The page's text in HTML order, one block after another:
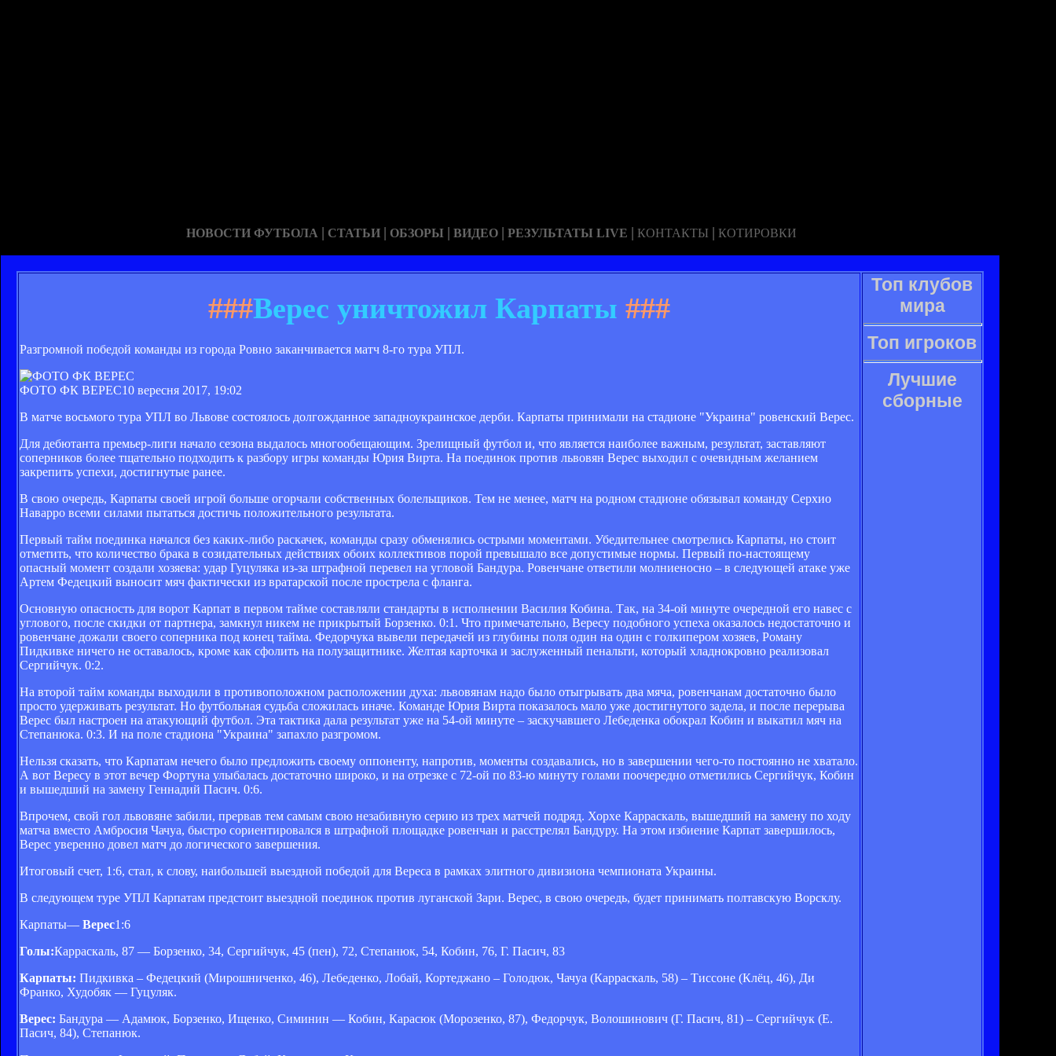
НОВОСТИ ФУТБОЛА | СТАТЬИ | ОБЗОРЫ | ВИДЕО | РЕЗУЛЬТАТЫ LIVE | КОНТАКТЫ | КОТИРОВКИ
###Верес уничтожил Карпаты ###
Разгромной победой команды из города Ровно заканчивается матч 8-го тура УПЛ.
ФОТО ФК ВЕРЕС10 вересня 2017, 19:02
В матче восьмого тура УПЛ во Львове состоялось долгожданное западноукраинское дерби. Карпаты принимали на стадионе "Украина" ровенский Верес.
Для дебютанта премьер-лиги начало сезона выдалось многообещающим. Зрелищный футбол и, что является наиболее важным, результат, заставляют
соперников более тщательно подходить к разбору игры команды Юрия Вирта. На поединок против львовян Верес выходил с очевидным желанием
закрепить успехи, достигнутые ранее.
В свою очередь, Карпаты своей игрой больше огорчали собственных болельщиков. Тем не менее, матч на родном стадионе обязывал команду Серхио
Наварро всеми силами пытаться достичь положительного результата.
Первый тайм поединка начался без каких-либо раскачек, команды сразу обменялись острыми моментами. Убедительнее смотрелись Карпаты, но стоит
отметить, что количество брака в созидательных действиях обоих коллективов порой превышало все допустимые нормы. Первый по-настоящему
опасный момент создали хозяева: удар Гуцуляка из-за штрафной перевел на угловой Бандура. Ровенчане ответили молниеносно – в следующей атаке уже
Артем Федецкий выносит мяч фактически из вратарской после прострела с фланга.
Основную опасность для ворот Карпат в первом тайме составляли стандарты в исполнении Василия Кобина. Так, на 34-ой минуте очередной его навес с
углового, после скидки от партнера, замкнул никем не прикрытый Борзенко. 0:1. Что примечательно, Вересу подобного успеха оказалось недостаточно и
ровенчане дожали своего соперника под конец тайма. Федорчука вывели передачей из глубины поля один на один с голкипером хозяев, Роману
Пидкивке ничего не оставалось, кроме как сфолить на полузащитнике. Желтая карточка и заслуженный пенальти, который хладнокровно реализовал
Сергийчук. 0:2.
На второй тайм команды выходили в противоположном расположении духа: львовянам надо было отыгрывать два мяча, ровенчанам достаточно было
просто удерживать результат. Но футбольная судьба сложилась иначе. Команде Юрия Вирта показалось мало уже достигнутого задела, и после перерыва
Верес был настроен на атакующий футбол. Эта тактика дала результат уже на 54-ой минуте – заскучавшего Лебеденка обокрал Кобин и выкатил мяч на
Степанюка. 0:3. И на поле стадиона "Украина" запахло разгромом.
Нельзя сказать, что Карпатам нечего было предложить своему оппоненту, напротив, моменты создавались, но в завершении чего-то постоянно не хватало.
А вот Вересу в этот вечер Фортуна улыбалась достаточно широко, и на отрезке с 72-ой по 83-ю минуту голами поочередно отметились Сергийчук, Кобин
и вышедший на замену Геннадий Пасич. 0:6.
Впрочем, свой гол львовяне забили, прервав тем самым свою незабивную серию из трех матчей подряд. Хорхе Карраскаль, вышедший на замену по ходу
матча вместо Амбросия Чачуа, быстро сориентировался в штрафной площадке ровенчан и расстрелял Бандуру. На этом избиение Карпат завершилось,
Верес уверенно довел матч до логического завершения.
Итоговый счет, 1:6, стал, к слову, наибольшей выездной победой для Вереса в рамках элитного дивизиона чемпионата Украины.
В следующем туре УПЛ Карпатам предстоит выездной поединок против луганской Зари. Верес, в свою очередь, будет принимать полтавскую Ворсклу.
Карпаты— Верес1:6
Голы:Карраскаль, 87 — Борзенко, 34, Сергийчук, 45 (пен), 72, Степанюк, 54, Кобин, 76, Г. Пасич, 83
Карпаты: Пидкивка – Федецкий (Мирошниченко, 46), Лебеденко, Лобай, Кортеджано – Голодюк, Чачуа (Карраскаль, 58) – Тиссоне (Клёц, 46), Ди
Франко, Худобяк — Гуцуляк.
Верес: Бандура — Адамюк, Борзенко, Ищенко, Симинин — Кобин, Карасюк (Морозенко, 87), Федорчук, Волошинович (Г. Пасич, 81) – Сергийчук (Е.
Пасич, 84), Степанюк.
Топ клубов
мира
Топ игроков
Лучшие
сборные